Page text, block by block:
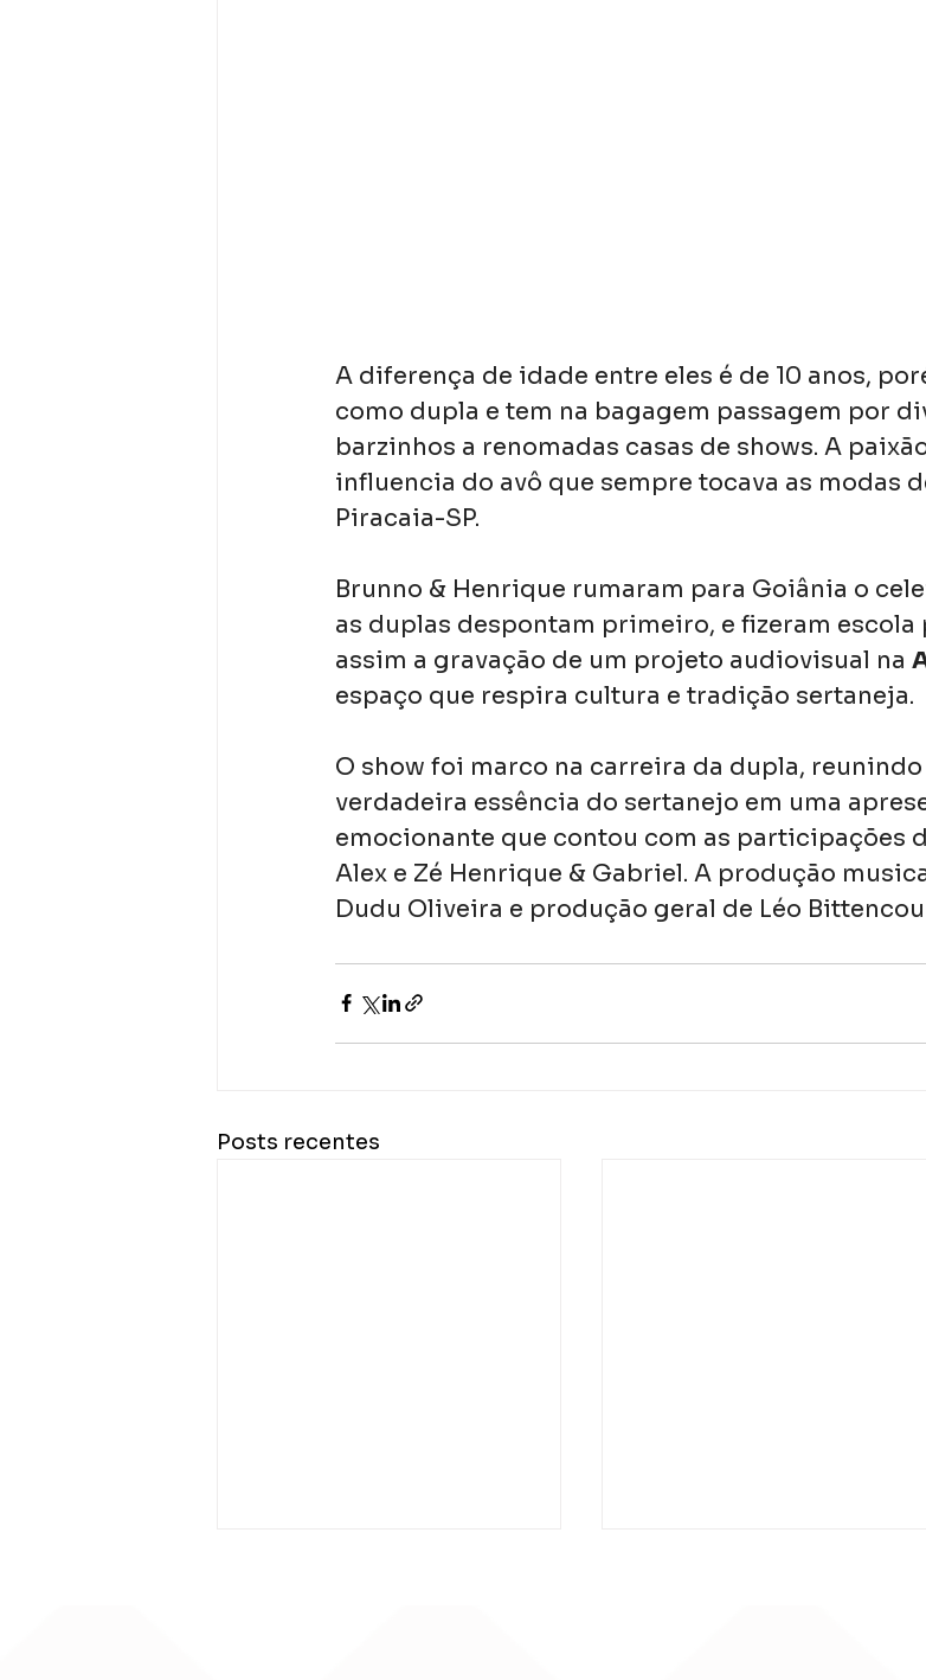
A diferença de idade entre eles é de 10 anos,
como dupla e tem na bagagem passagem por
barzinhos a renomadas casas de shows. A
influencia do avô que sempre tocava as modas
Piracaia-SP.
Brunno & Henrique rumaram para Goiânia o
as duplas despontam primeiro, e fizeram
assim a gravação de um projeto audiovisual na
espaço que respira cultura e tradição sertaneja.
O show foi marco na carreira da dupla,
verdadeira essência do sertanejo em uma
emocionante que contou com as participações
Alex e Zé Henrique & Gabriel. A produção
Dudu Oliveira e produção geral de Léo
Posts recentes